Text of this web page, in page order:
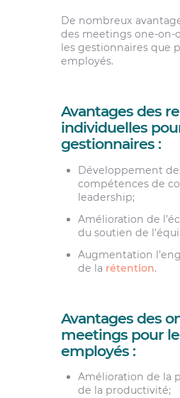
De nombreux
des meetings one-on-
les gestionnaires que
employés.
Avantages des
individuelles
gestionnaires :
Développement
compétences de
leadership;
Amélioration de
du soutien de
Augmentation
de la rétention.
Avantages des
meetings pour
employés :
Amélioration de la
de la productivité;